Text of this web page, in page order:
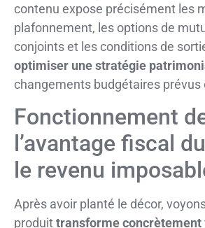
contenu expose précisément les
plafonnement, les options de
conjoints et les conditions de
optimiser une stratégie
changements budgétaires prévus
Fonctionnement
l’avantage fiscal
le revenu
Après avoir planté le décor,
produittransforme